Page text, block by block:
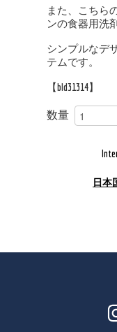
また、こちら
ンの食器用洗
シンプルなデ
テムです。
【bld31314】
数量
日本